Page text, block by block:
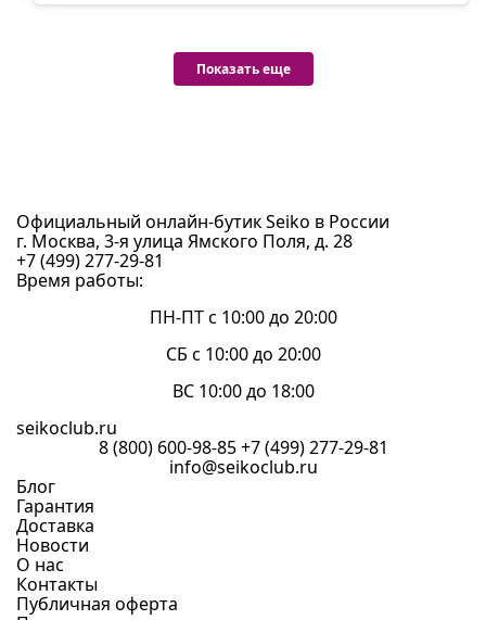
Показать еще
Официальный онлайн-бутик Seiko в России
г. Москва, 3-я улица Ямского Поля, д. 28
+7 (499) 277-29-81
Время работы:
ПН-ПТ с 10:00 до 20:00
СБ с 10:00 до 20:00
ВС 10:00 до 18:00
seikoclub.ru
8 (800) 600-98-85 +7 (499) 277-29-81
info@seikoclub.ru
Блог
Гарантия
Доставка
Новости
О нас
Контакты
Публичная оферта